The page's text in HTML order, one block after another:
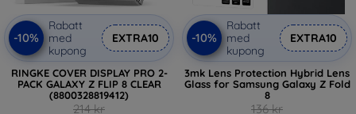
-10%
Rabatt
med
kupong
EXTRA10
RINGKE COVER DISPLAY PRO 2-
PACK GALAXY Z FLIP 8 CLEAR
(8800328819412)
214 kr
-10%
Rabatt
med
kupong
EXTRA10
3mk Lens Protection Hybrid Lens
Glass for Samsung Galaxy Z Fold
8
136 kr